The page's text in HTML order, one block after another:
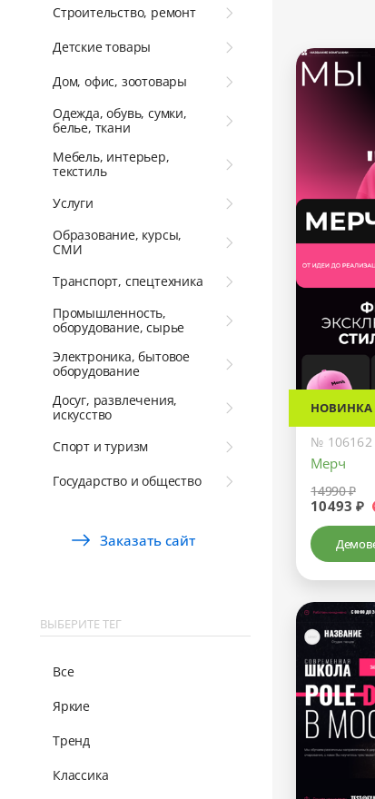
Строительство, ремонт
Детские товары
Дом, офис, зоотовары
Одежда, обувь, сумки,
белье, ткани
Мебель, интерьер,
текстиль
Услуги
Образование, курсы,
СМИ
Транспорт, спецтехника
Промышленность,
оборудование, сырье
Электроника, бытовое
оборудование
Досуг, развлечения,
искусство
Спорт и туризм
Государство и общество
Заказать сайт
ВЫБЕРИТЕ ТЕГ
Все
Яркие
Тренд
Классика
НОВИНКА
№ 106162
Мерч
14990 ₽
10493 ₽